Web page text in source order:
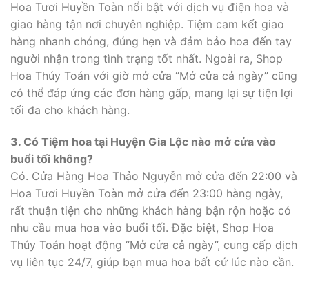
Hoa Tươi Huyền Toàn nổi bật với dịch vụ điện hoa và
giao hàng tận nơi chuyên nghiệp. Tiệm cam kết giao
hàng nhanh chóng, đúng hẹn và đảm bảo hoa đến tay
người nhận trong tình trạng tốt nhất. Ngoài ra, Shop
Hoa Thúy Toán với giờ mở cửa “Mở cửa cả ngày” cũng
có thể đáp ứng các đơn hàng gấp, mang lại sự tiện lợi
tối đa cho khách hàng.
3. Có Tiệm hoa tại Huyện Gia Lộc nào mở cửa vào
buổi tối không?
Có. Cửa Hàng Hoa Thảo Nguyễn mở cửa đến 22:00 và
Hoa Tươi Huyền Toàn mở cửa đến 23:00 hàng ngày,
rất thuận tiện cho những khách hàng bận rộn hoặc có
nhu cầu mua hoa vào buổi tối. Đặc biệt, Shop Hoa
Thúy Toán hoạt động “Mở cửa cả ngày”, cung cấp dịch
vụ liên tục 24/7, giúp bạn mua hoa bất cứ lúc nào cần.